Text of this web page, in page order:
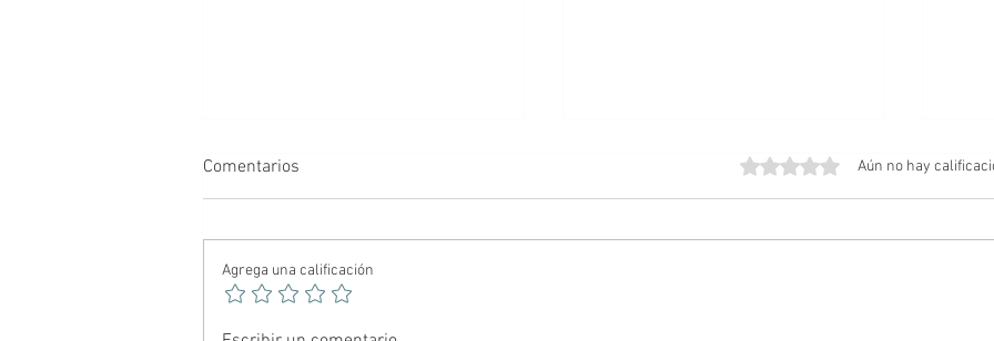
Comentarios Obtuvo 0 de 5 estrellas.
Aún no hay
Agrega una calificación